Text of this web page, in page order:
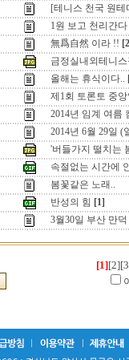
[테니스 천국 원
1원 보고 천리간
無爲自然 이라 !!
금정실내외테니
올해는 휴식이다..
제1회 토론토 중
2014년 임계 여름
2014년 6월 29일
'버들가지 떨치는
속절없는 시간에
봄꽃같은 노래..
반성의 힘 [1]
3월30일 부산 만
[1][2]